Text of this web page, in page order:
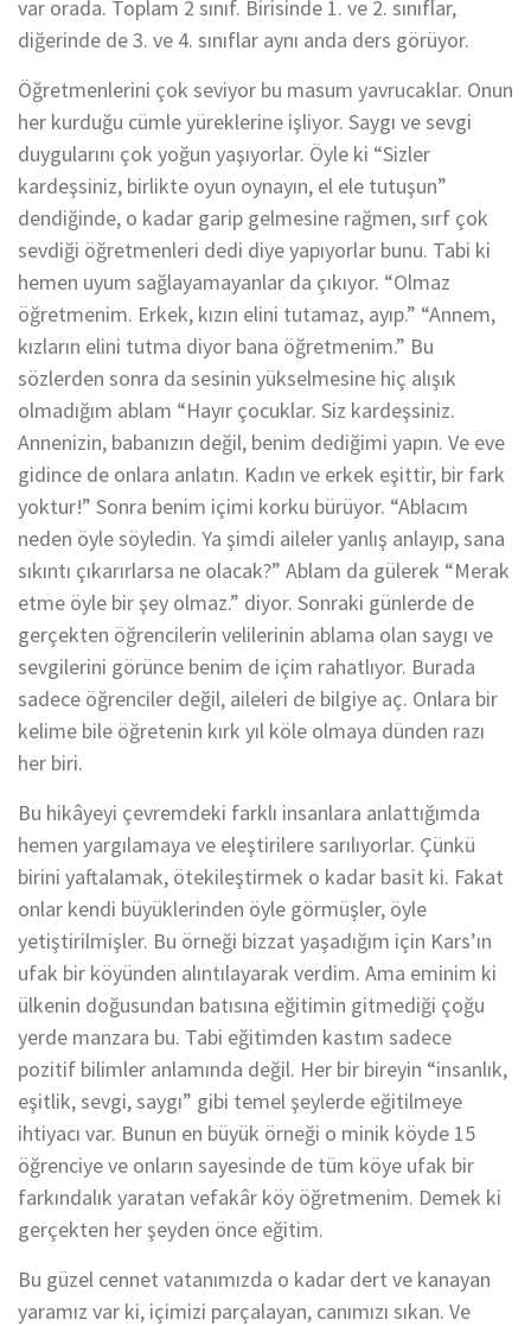
var orada. Toplam 2 sınıf. Birisinde 1. ve 2. sınıflar,
diğerinde de 3. ve 4. sınıflar aynı anda ders görüyor.
Öğretmenlerini çok seviyor bu masum yavrucaklar. Onun
her kurduğu cümle yüreklerine işliyor. Saygı ve sevgi
duygularını çok yoğun yaşıyorlar. Öyle ki “Sizler
kardeşsiniz, birlikte oyun oynayın, el ele tutuşun”
dendiğinde, o kadar garip gelmesine rağmen, sırf çok
sevdiği öğretmenleri dedi diye yapıyorlar bunu. Tabi ki
hemen uyum sağlayamayanlar da çıkıyor. “Olmaz
öğretmenim. Erkek, kızın elini tutamaz, ayıp.” “Annem,
kızların elini tutma diyor bana öğretmenim.” Bu
sözlerden sonra da sesinin yükselmesine hiç alışık
olmadığım ablam “Hayır çocuklar. Siz kardeşsiniz.
Annenizin, babanızın değil, benim dediğimi yapın. Ve eve
gidince de onlara anlatın. Kadın ve erkek eşittir, bir fark
yoktur!” Sonra benim içimi korku bürüyor. “Ablacım
neden öyle söyledin. Ya şimdi aileler yanlış anlayıp, sana
sıkıntı çıkarırlarsa ne olacak?” Ablam da gülerek “Merak
etme öyle bir şey olmaz.” diyor. Sonraki günlerde de
gerçekten öğrencilerin velilerinin ablama olan saygı ve
sevgilerini görünce benim de içim rahatlıyor. Burada
sadece öğrenciler değil, aileleri de bilgiye aç. Onlara bir
kelime bile öğretenin kırk yıl köle olmaya dünden razı
her biri.
Bu hikâyeyi çevremdeki farklı insanlara anlattığımda
hemen yargılamaya ve eleştirilere sarılıyorlar. Çünkü
birini yaftalamak, ötekileştirmek o kadar basit ki. Fakat
onlar kendi büyüklerinden öyle görmüşler, öyle
yetiştirilmişler. Bu örneği bizzat yaşadığım için Kars’ın
ufak bir köyünden alıntılayarak verdim. Ama eminim ki
ülkenin doğusundan batısına eğitimin gitmediği çoğu
yerde manzara bu. Tabi eğitimden kastım sadece
pozitif bilimler anlamında değil. Her bir bireyin “insanlık,
eşitlik, sevgi, saygı” gibi temel şeylerde eğitilmeye
ihtiyacı var. Bunun en büyük örneği o minik köyde 15
öğrenciye ve onların sayesinde de tüm köye ufak bir
farkındalık yaratan vefakâr köy öğretmenim. Demek ki
gerçekten her şeyden önce eğitim.
Bu güzel cennet vatanımızda o kadar dert ve kanayan
yaramız var ki, içimizi parçalayan, canımızı sıkan. Ve